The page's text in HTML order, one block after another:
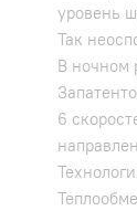
уровень
Так
В ночном
6